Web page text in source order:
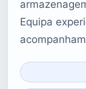
Equipa